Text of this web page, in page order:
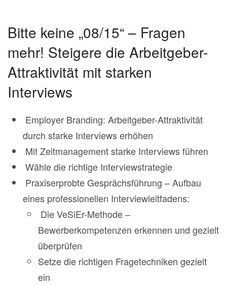
Bitte keine „08/15“ – Fragen
mehr! Steigere die Arbeitgeber-
Attraktivität mit starken
Interviews
Employer Branding: Arbeitgeber-Attraktivität
durch starke Interviews erhöhen
Mit Zeitmanagement starke Interviews führen
Wähle die richtige Interviewstrategie
Praxiserprobte Gesprächsführung – Aufbau
eines professionellen Interviewleitfadens:
Die VeSiEr-Methode –
Bewerberkompetenzen erkennen und gezielt
überprüfen
Setze die richtigen Fragetechniken gezielt
ein